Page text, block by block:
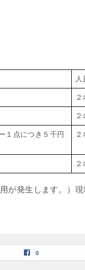
人
２
２
点につき５千円 ２
２
が発生します。）現
0